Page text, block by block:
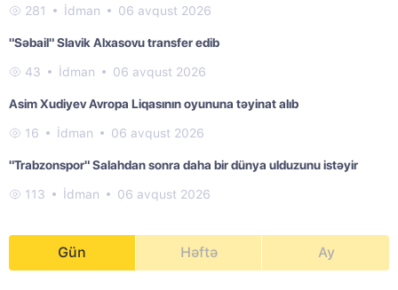
281 İdman 06 avqust 2026
"Səbail" Slavik Alxasovu transfer edib
43 İdman 06 avqust 2026
Asim Xudiyev Avropa Liqasının oyununa təyinat alıb
16 İdman 06 avqust 2026
"Trabzonspor" Salahdan sonra daha bir dünya ulduzunu istəyir
113 İdman 06 avqust 2026
Gün Həftə Ay